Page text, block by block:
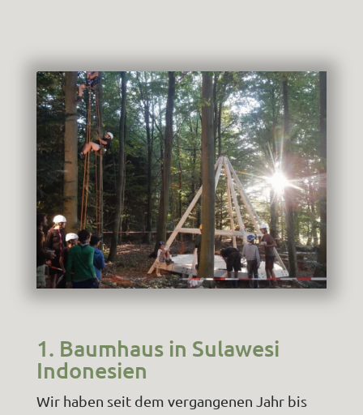
1. Baumhaus in Sulawesi
Indonesien
Wir haben seit dem vergangenen Jahr bis